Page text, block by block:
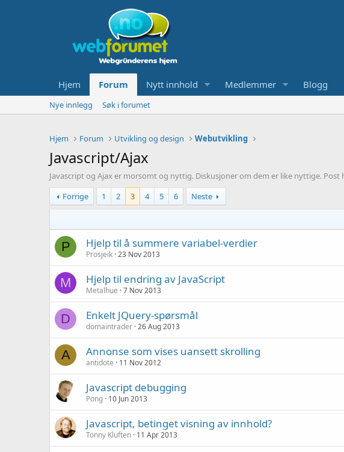
Hjem Forum Nytt innhold Medlemmer Blogg
Nye innlegg Søk i forumet
Hjem Forum Utvikling og design Webutvikling
Javascript/Ajax
Javascript og Ajax er morsomt og nyttig. Diskusjoner om dem er like nyttige. Post
Forrige
1 2 3 4 5 6 Neste
P Hjelp til å summere variabel-verdier
Prosjeik 23 Nov 2013
M Hjelp til endring av JavaScript
Metalhue 7 Nov 2013
D Enkelt JQuery-spørsmål
domaintrader 26 Aug 2013
A Annonse som vises uansett skrolling
antidote 11 Nov 2012
Javascript debugging
Pong 10 Jun 2013
Javascript, betinget visning av innhold?
Tonny Kluften 11 Apr 2013